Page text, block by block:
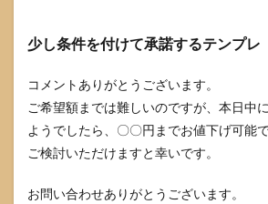
少し条件を付けて承諾するテンプレ
コメントありがとうございます。
ご希望額までは難しいのですが、本日中
ようでしたら、〇〇円までお値下げ可能で
ご検討いただけますと幸いです。
お問い合わせありがとうございます。